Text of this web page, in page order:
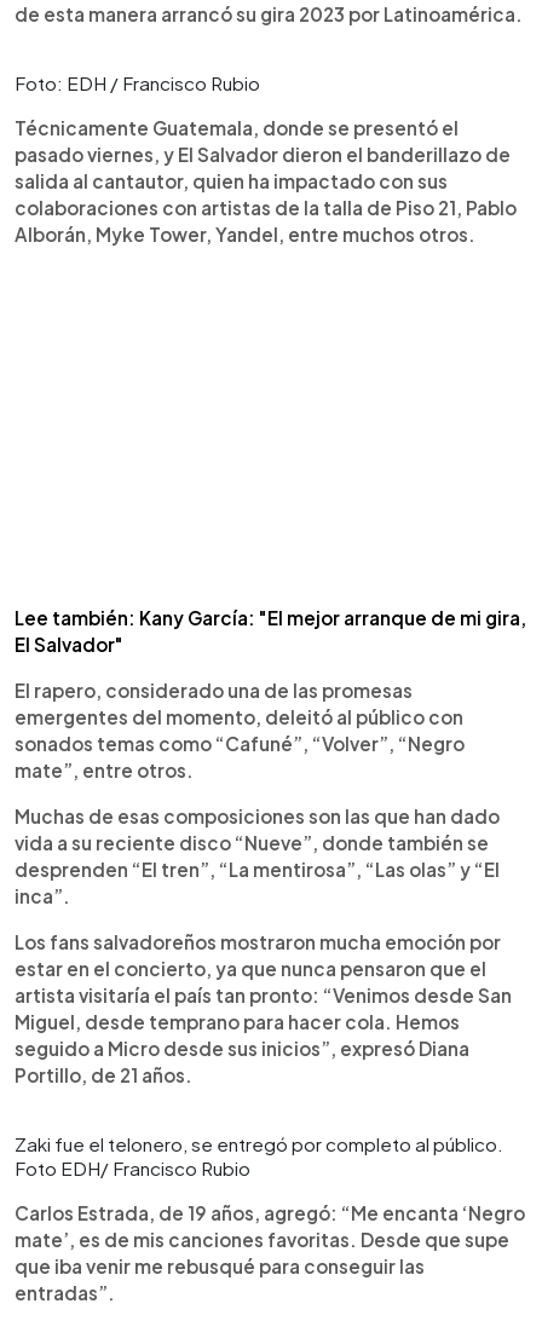
de esta manera arrancó su gira 2023 por Latinoamérica.
Foto: EDH / Francisco Rubio
Técnicamente Guatemala, donde se presentó el
pasado viernes, y El Salvador dieron el banderillazo de
salida al cantautor, quien ha impactado con sus
colaboraciones con artistas de la talla de Piso 21, Pablo
Alborán, Myke Tower, Yandel, entre muchos otros.
Lee también: Kany García: "El mejor arranque de mi gira,
El Salvador"
El rapero, considerado una de las promesas
emergentes del momento, deleitó al público con
sonados temas como “Cafuné”, “Volver”, “Negro
mate”, entre otros.
Muchas de esas composiciones son las que han dado
vida a su reciente disco “Nueve”, donde también se
desprenden “El tren”, “La mentirosa”, “Las olas” y “El
inca”.
Los fans salvadoreños mostraron mucha emoción por
estar en el concierto, ya que nunca pensaron que el
artista visitaría el país tan pronto: “Venimos desde San
Miguel, desde temprano para hacer cola. Hemos
seguido a Micro desde sus inicios”, expresó Diana
Portillo, de 21 años.
Zaki fue el telonero, se entregó por completo al público.
Foto EDH/ Francisco Rubio
Carlos Estrada, de 19 años, agregó: “Me encanta ‘Negro
mate’, es de mis canciones favoritas. Desde que supe
que iba venir me rebusqué para conseguir las
entradas”.